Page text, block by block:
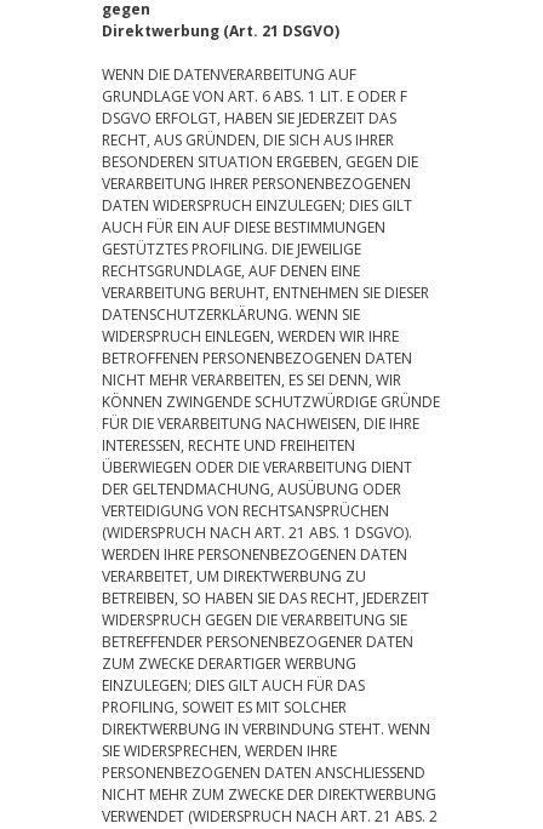
gegen
Direktwerbung (Art. 21 DSGVO)
WENN DIE DATENVERARBEITUNG AUF
GRUNDLAGE VON ART. 6 ABS. 1 LIT. E ODER F
DSGVO ERFOLGT, HABEN SIE JEDERZEIT DAS
RECHT, AUS GRÜNDEN, DIE SICH AUS IHRER
BESONDEREN SITUATION ERGEBEN, GEGEN DIE
VERARBEITUNG IHRER PERSONENBEZOGENEN
DATEN WIDERSPRUCH EINZULEGEN; DIES GILT
AUCH FÜR EIN AUF DIESE BESTIMMUNGEN
GESTÜTZTES PROFILING. DIE JEWEILIGE
RECHTSGRUNDLAGE, AUF DENEN EINE
VERARBEITUNG BERUHT, ENTNEHMEN SIE DIESER
DATENSCHUTZERKLÄRUNG. WENN SIE
WIDERSPRUCH EINLEGEN, WERDEN WIR IHRE
BETROFFENEN PERSONENBEZOGENEN DATEN
NICHT MEHR VERARBEITEN, ES SEI DENN, WIR
KÖNNEN ZWINGENDE SCHUTZWÜRDIGE GRÜNDE
FÜR DIE VERARBEITUNG NACHWEISEN, DIE IHRE
INTERESSEN, RECHTE UND FREIHEITEN
ÜBERWIEGEN ODER DIE VERARBEITUNG DIENT
DER GELTENDMACHUNG, AUSÜBUNG ODER
VERTEIDIGUNG VON RECHTSANSPRÜCHEN
(WIDERSPRUCH NACH ART. 21 ABS. 1 DSGVO).
WERDEN IHRE PERSONENBEZOGENEN DATEN
VERARBEITET, UM DIREKTWERBUNG ZU
BETREIBEN, SO HABEN SIE DAS RECHT, JEDERZEIT
WIDERSPRUCH GEGEN DIE VERARBEITUNG SIE
BETREFFENDER PERSONENBEZOGENER DATEN
ZUM ZWECKE DERARTIGER WERBUNG
EINZULEGEN; DIES GILT AUCH FÜR DAS
PROFILING, SOWEIT ES MIT SOLCHER
DIREKTWERBUNG IN VERBINDUNG STEHT. WENN
SIE WIDERSPRECHEN, WERDEN IHRE
PERSONENBEZOGENEN DATEN ANSCHLIESSEND
NICHT MEHR ZUM ZWECKE DER DIREKTWERBUNG
VERWENDET (WIDERSPRUCH NACH ART. 21 ABS. 2